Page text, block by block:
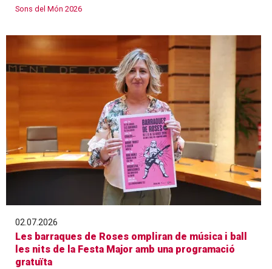
Sons del Món 2026
02.07.2026
Les barraques de Roses ompliran de música i ball
les nits de la Festa Major amb una programació
gratuïta